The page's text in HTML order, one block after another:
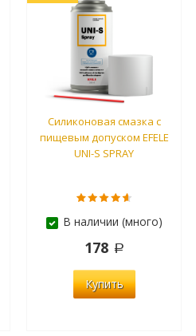
Силиконовая смазка с
пищевым допуском EFELE
UNI-S SPRAY
В наличии (много)
178
Купить